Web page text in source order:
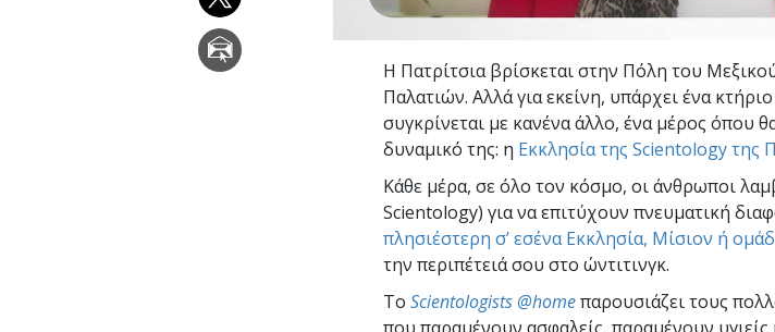
Η Πατρίτσια βρίσκεται στην Πόλη του
Παλατιών. Αλλά για εκείνη, υπάρχει ένα
συγκρίνεται με κανένα άλλο, ένα μέρος όπου
δυναμικό της: η Εκκλησία της Scientology της
Κάθε μέρα, σε όλο τον κόσμο, οι άνθρωποι
Scientology) για να επιτύχουν πνευματική
πλησιέστερη σ’ εσένα Εκκλησία, Μίσιον ή
την περιπέτειά σου στο ώντιτινγκ.
To Scientologists @homeπαρουσιάζει τους